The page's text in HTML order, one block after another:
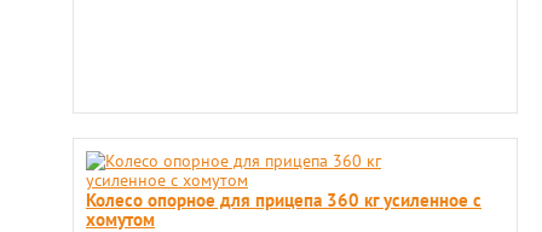
Колесо опорное для прицепа 360 кг усиленное с
хомутом